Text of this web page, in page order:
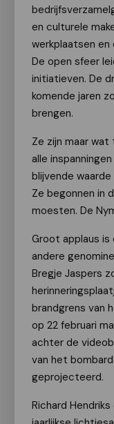
en culturele
werkplaatsen
De open sfeer
initiatieven. De
komende jaren
brengen.
Ze zijn maar
alle
blijvende
Ze begonnen in
moesten. De
Groot applaus
andere
Bregje Jaspers
brandgrens van
op 22 februari
achter de
van het
geprojecteerd.
Richard